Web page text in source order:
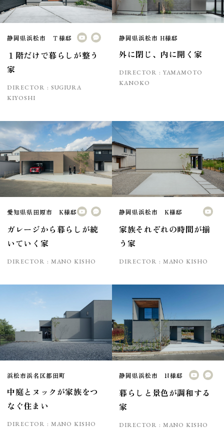
静岡県浜松市 Ｔ様邸
１階だけで暮らしが整う
家
DIRECTOR : SUGIURA
KIYOSHI
静岡県浜松市 H様邸
外に閉じ、内に開く家
DIRECTOR : YAMAMOTO
KANOKO
愛知県県田原市 K様邸
ガレージから暮らしが続
いていく家
DIRECTOR : MANO KISHO
静岡県浜松市 K様邸
家族それぞれの時間が揃
う家
DIRECTOR : MANO KISHO
浜松市浜名区都田町
中庭とヌックが家族をつ
なぐ住まい
DIRECTOR : MANO KISHO
静岡県浜松市 N様邸
暮らしと景色が調和する
家
DIRECTOR : MANO KISHO